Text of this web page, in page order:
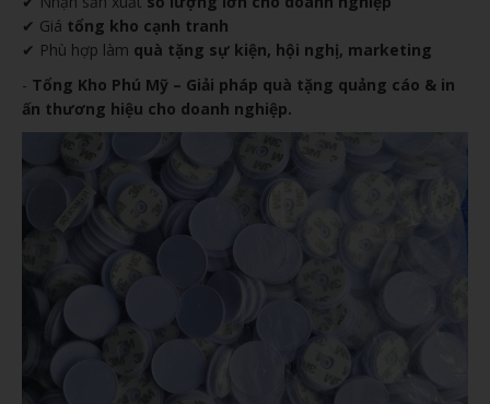
✔ Giá tổng kho cạnh tranh
✔ Phù hợp làm quà tặng sự kiện, hội nghị, marketing
- Tổng Kho Phú Mỹ – Giải pháp quà tặng quảng cáo & in
ấn thương hiệu cho doanh nghiệp.